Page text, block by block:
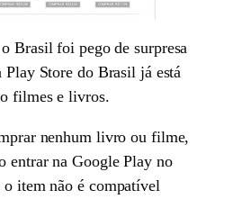
Brasil foi pego de surpresa
Play Store do Brasil já está
filmes e livros.
nenhum livro ou filme,
entrar na Google Play no
item não é compatível